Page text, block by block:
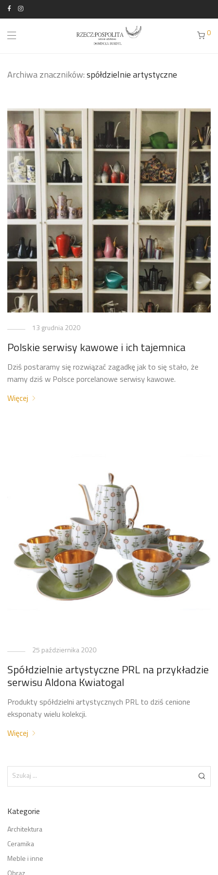
0
Archiwa znaczników: spółdzielnie artystyczne
13 grudnia 2020
Polskie serwisy kawowe i ich tajemnica
Dziś postaramy się rozwiązać zagadkę jak to się stało, że
mamy dziś w Polsce porcelanowe serwisy kawowe.
Więcej
25 października 2020
Spółdzielnie artystyczne PRL na przykładzie
serwisu Aldona Kwiatogal
Produkty spółdzielni artystycznych PRL to dziś cenione
eksponaty wielu kolekcji.
Więcej
Kategorie
Architektura
Ceramika
Meble i inne